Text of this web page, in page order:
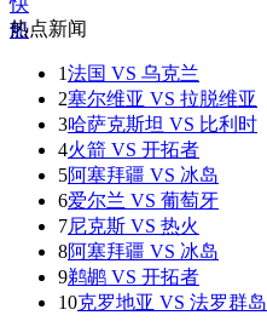
热点新闻
1法国 VS 乌克兰
2塞尔维亚 VS 拉脱维亚
3哈萨克斯坦 VS 比利时
4火箭 VS 开拓者
5阿塞拜疆 VS 冰岛
6爱尔兰 VS 葡萄牙
7尼克斯 VS 热火
8阿塞拜疆 VS 冰岛
9鹈鹕 VS 开拓者
10克罗地亚 VS 法罗群岛